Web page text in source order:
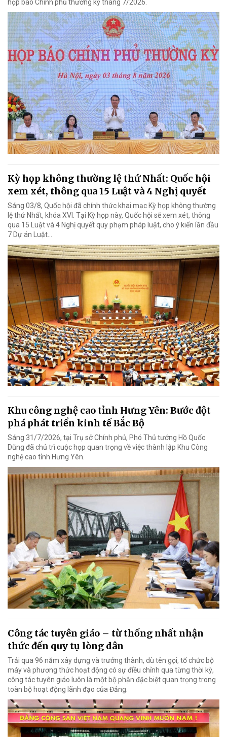
họp báo Chính phủ thường kỳ tháng 7/2026.
Kỳ họp không thường lệ thứ Nhất: Quốc hội
xem xét, thông qua 15 Luật và 4 Nghị quyết
Sáng 03/8, Quốc hội đã chính thức khai mạc Kỳ họp không thường
lệ thứ Nhất, khóa XVI. Tại Kỳ họp này, Quốc hội sẽ xem xét, thông
qua 15 Luật và 4 Nghị quyết quy phạm pháp luật, cho ý kiến lần đầu
7 Dự án Luật…
Khu công nghệ cao tỉnh Hưng Yên: Bước đột
phá phát triển kinh tế Bắc Bộ
Sáng 31/7/2026, tại Trụ sở Chính phủ, Phó Thủ tướng Hồ Quốc
Dũng đã chủ trì cuộc họp quan trọng về việc thành lập Khu Công
nghệ cao tỉnh Hưng Yên.
Công tác tuyên giáo – từ thống nhất nhận
thức đến quy tụ lòng dân
Trải qua 96 năm xây dựng và trưởng thành, dù tên gọi, tổ chức bộ
máy và phương thức hoạt động có sự điều chỉnh qua từng thời kỳ,
công tác tuyên giáo luôn là một bộ phận đặc biệt quan trọng trong
toàn bộ hoạt động lãnh đạo của Đảng.